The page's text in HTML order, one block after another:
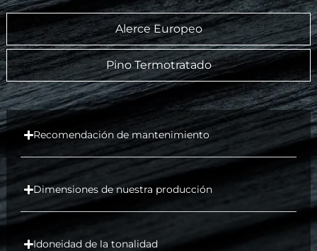
Alerce Europeo
Pino Termotratado
Recomendación de mantenimiento
Dimensiones de nuestra producción
Idoneidad de la tonalidad